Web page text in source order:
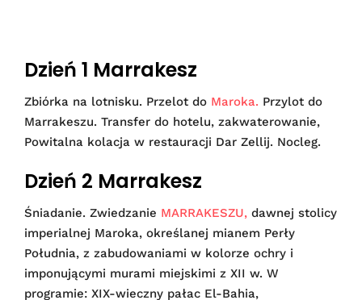
Dzień 1 Marrakesz
Zbiórka na lotnisku. Przelot do Maroka. Przylot do
Marrakeszu. Transfer do hotelu, zakwaterowanie,
Powitalna kolacja w restauracji Dar Zellij. Nocleg.
Dzień 2 Marrakesz
Śniadanie. Zwiedzanie MARRAKESZU, dawnej stolicy
imperialnej Maroka, określanej mianem Perły
Południa, z zabudowaniami w kolorze ochry i
imponującymi murami miejskimi z XII w. W
programie: XIX-wieczny pałac El-Bahia,